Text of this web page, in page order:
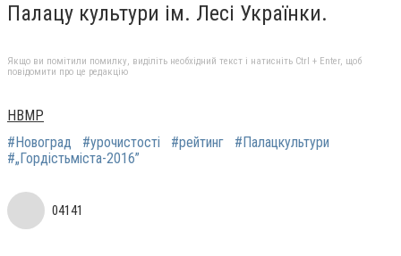
Палацу культури ім. Лесі Українки.
Якщо ви помітили помилку, виділіть необхідний текст і натисніть Ctrl + Enter, щоб
повідомити про це редакцію
НВМР
#Новоград
#урочистості #рейтинг
#Палацкультури
#„Гордістьміста-2016”
04141